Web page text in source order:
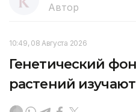
Автор
10:49, 08 Августа 2026
Генетический
растений